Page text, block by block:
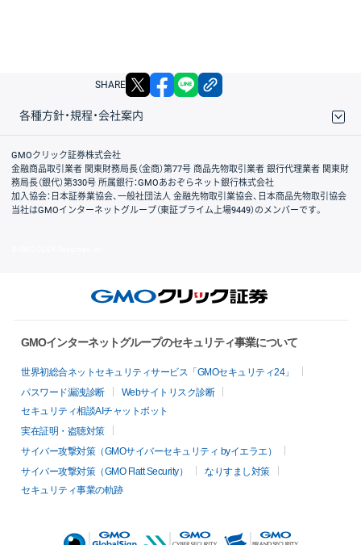
SHARE X facebook
各種方針・規程・会社案内
取引規程・約款
サイトマップ
その他のご案内
個人情報保護方針
最良執行方針
サイトのご利用について
ディスクレイマー
信託保全
リスク説明
会社案内
GMOクリック証券株式会社
金融商品取引業者 関東財務局長（金商）第77号 商品先物取引業者 銀行代理業者 関東財
務局長（銀代）第330号 所属銀行：GMOあおぞらネット銀行株式会社
加入協会：日本証券業協会、一般社団法人 金融先物取引業協会、日本商品先物取引協会
当社はGMOインターネットグループ（東証プライム上場9449）のメンバーです。
GMOインターネットグループのセキュリティ事業について
世界初総合ネットセキュリティサービス「GMOセキュリティ24」
パスワード漏洩診断
Webサイトリスク診断
セキュリティ相談AIチャットボット
実在証明・盗聴対策
サイバー攻撃対策（GMOサイバーセキュリティ byイエラエ）
サイバー攻撃対策（GMO Flatt Security）
なりすまし対策
セキュリティ事業の軌跡